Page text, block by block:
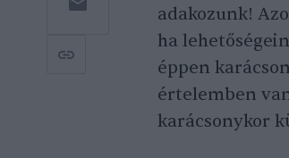
adakozunk!
ha
éppen
értelemben
karácsonykor